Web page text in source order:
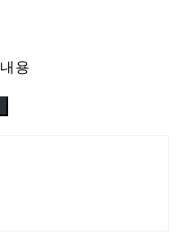
내용